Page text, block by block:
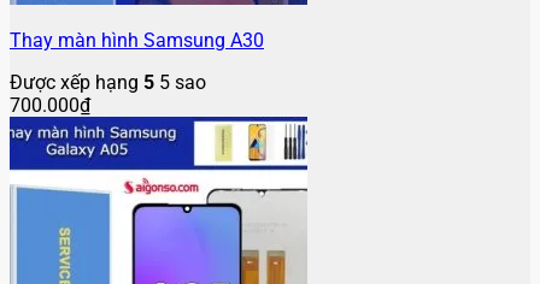
Thay màn hình Samsung A30
Được xếp hạng 5 5 sao
700.000₫